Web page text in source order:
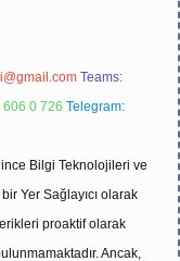
Teams:
0 726 Telegram:
Bilgi Teknolojileri ve
Yer Sağlayıcı olarak
proaktif olarak
Ancak,